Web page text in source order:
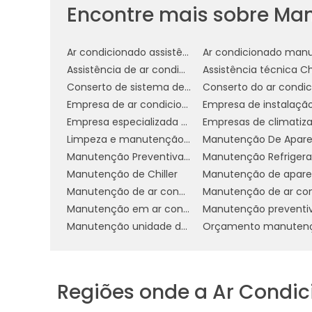
Esses procedimentos de
dispendiosas e garantir que o chiller
eficiência e confiabilidade.
BENEFÍCIOS DE UMA
A manutenção regular de chillers
simples prevenção de falhas. Em
máxima eficiência , o que se traduz
operacionais. Quando os chillers
otimizado, resultando em contas de
Outro benefício crucial é aredução
regulares permitem a detecção
Prolongamento da Vida Útil
Encontre mais sobre
Ar condicionado assistência técnica
Assistência de ar condicionado
Conserto de sistema de ar condicionado
Empresa de ar condicionado industrial
Empresa especializada em manutenção de ar condicionado
Limpeza e manutenção de ar condicionado
Manutenção Preventiva Em Refrigeração
Manutenção de Chiller
Manutenção de ar condicionado em cosmópolis
Manutenção em ar condicionado
Manutenção unidade de água gelada
Regiões onde a Ar